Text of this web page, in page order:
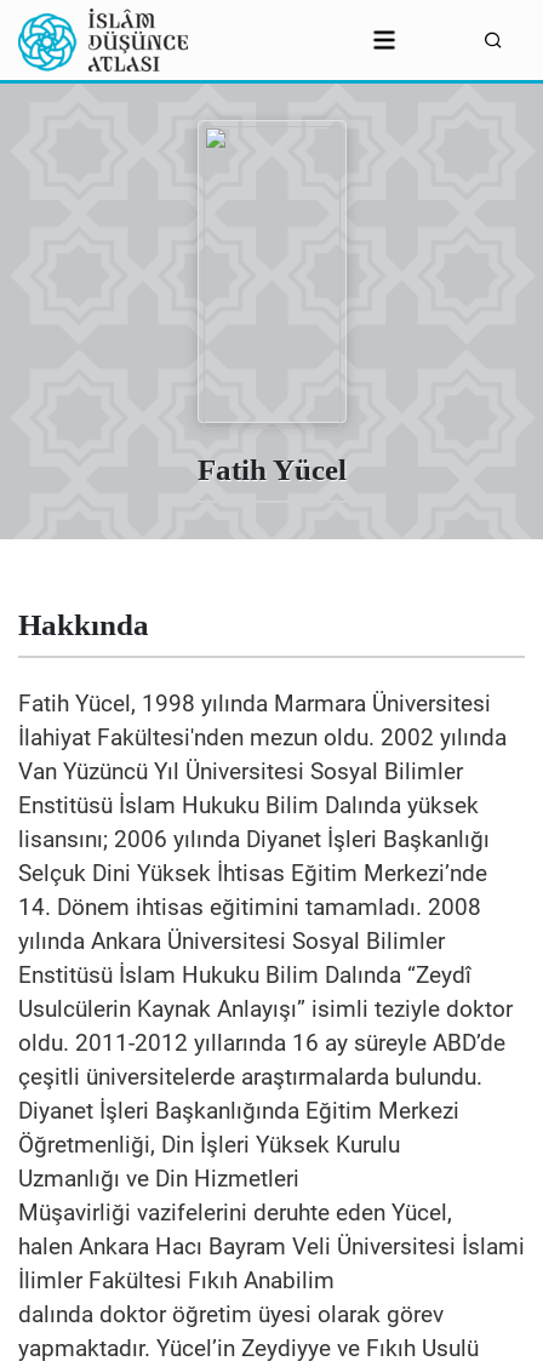
Fatih Yücel
Hakkında
Fatih Yücel, 1998 yılında Marmara Üniversitesi
İlahiyat Fakültesi'nden mezun oldu. 2002 yılında
Van Yüzüncü Yıl Üniversitesi Sosyal Bilimler
Enstitüsü İslam Hukuku Bilim Dalında yüksek
lisansını; 2006 yılında Diyanet İşleri Başkanlığı
Selçuk Dini Yüksek İhtisas Eğitim Merkezi’nde
14. Dönem ihtisas eğitimini tamamladı. 2008
yılında Ankara Üniversitesi Sosyal Bilimler
Enstitüsü İslam Hukuku Bilim Dalında “Zeydî
Usulcülerin Kaynak Anlayışı” isimli teziyle doktor
oldu. 2011-2012 yıllarında 16 ay süreyle ABD’de
çeşitli üniversitelerde araştırmalarda bulundu.
Diyanet İşleri Başkanlığında Eğitim Merkezi
Öğretmen liği, Din İşleri Yüksek Kurulu
Uzman lığı ve Din Hizmetleri
Müşavirliği vazifelerini deruhte eden Yücel,
halen Ankara Hacı Bayram Veli Üniversitesi İslami
İlimler Fakültesi Fıkıh Anabilim
dalında doktoröğretim üyesi olarak görev
yapmaktadır. Yücel’in Zeydiyye ve Fıkıh Usulü